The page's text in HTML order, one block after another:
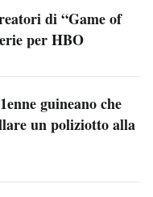
di “Game of
per HBO
guineano che
un poliziotto alla